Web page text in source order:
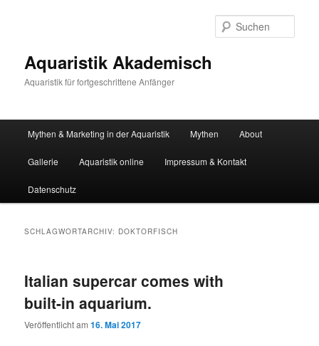
Aquaristik Akademisch
Aquaristik für fortgeschrittene Anfänger
Mythen & Marketing in der Aquaristik Mythen About
Gallerie Aquaristik online Impressum & Kontakt
Datenschutz
SCHLAGWORTARCHIV: DOKTORFISCH
Italian supercar comes with
built-in aquarium.
Veröffentlicht am16. Mai 2017